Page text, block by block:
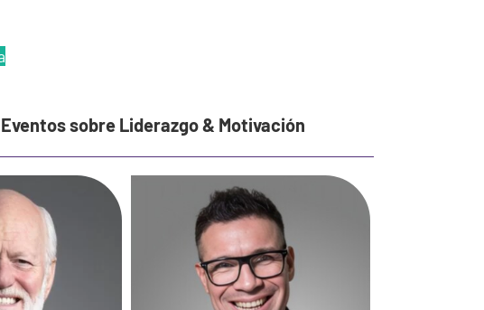
sobre Liderazgo & Motivación